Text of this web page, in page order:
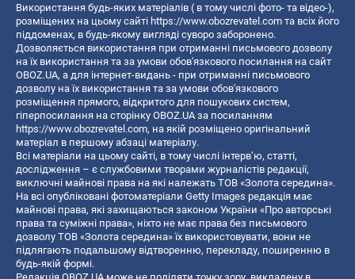
Використання будь-яких матеріалів ( в тому числі фото- та відео-),
розміщених на цьому сайті https://www.obozrevatel.com та всіх його
піддоменах, в будь-якому вигляді суворо заборонено.
Дозволяється використання при отриманні письмового дозволу
на їх використання та за умови обов'язкового посилання на сайт
OBOZ.UA, а для інтернет-видань - при отриманні письмового
дозволу на їх використання та за умови обов'язкового
розміщення прямого, відкритого для пошукових систем,
гіперпосилання на сторінку OBOZ.UA за посиланням
https://www.obozrevatel.com, на якій розміщено оригінальний
матеріал в першому абзаці матеріалу.
Всі матеріали на цьому сайті, в тому числі інтерв’ю, статті,
дослідження – є службовими творами журналістів редакції,
виключні майнові права на які належать ТОВ «Золота середина».
На всі опубліковані фотоматеріали Getty Images редакція має
майнові права, які захищаються законом України «Про авторські
права та суміжні права», ніхто не має права без письмового
дозволу ТОВ «Золота середина» їх використовувати, вони не
підлягають подальшому відтворенню, перекладу, поширенню в
будь-якій формі.